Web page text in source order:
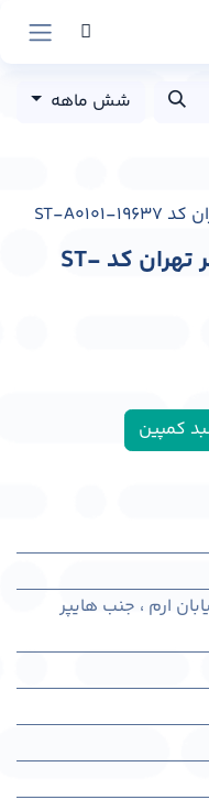
شش ماهه
استرابورد بزرگراه باکری شهر تهران کد ST-
کمپین
ارم ، جنب هایپر